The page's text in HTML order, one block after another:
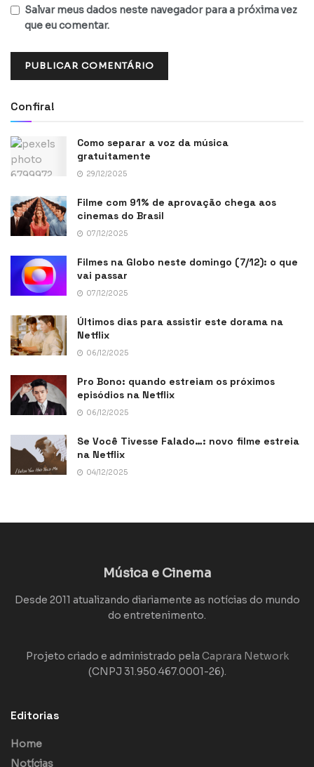
Salvar meus dados neste navegador para a próxima vez
que eu comentar.
Confira!
Como separar a voz da música
gratuitamente
29/12/2025
Filme com 91% de aprovação chega aos
cinemas do Brasil
07/12/2025
Filmes na Globo neste domingo (7/12): o que
vai passar
07/12/2025
Últimos dias para assistir este dorama na
Netflix
06/12/2025
Pro Bono: quando estreiam os próximos
episódios na Netflix
06/12/2025
Se Você Tivesse Falado…: novo filme estreia
na Netflix
04/12/2025
Música e Cinema
Desde 2011 atualizando diariamente as notícias do mundo
do entretenimento.
Projeto criado e administrado pela Caprara Network
(CNPJ 31.950.467.0001-26).
Editorias
Home
Notícias